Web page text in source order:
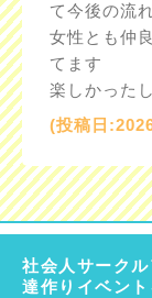
て今後の流
女性とも仲
てます
楽しかった
(投稿日
社会人サーク
達作りイベン